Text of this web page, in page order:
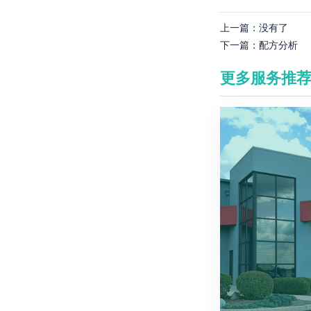
上一篇： 没有了
下一篇： 配方分析
更多服务推荐